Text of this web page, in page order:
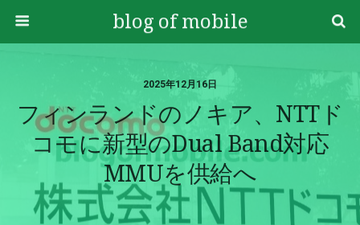
blog of mobile
2025年12月16日
フィンランドのノキア、NTTド
コモに新型のDual Band対応
MMUを供給へ